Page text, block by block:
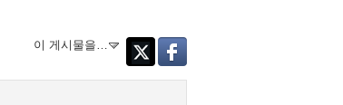
이 게시물을…
TwitterFacebook